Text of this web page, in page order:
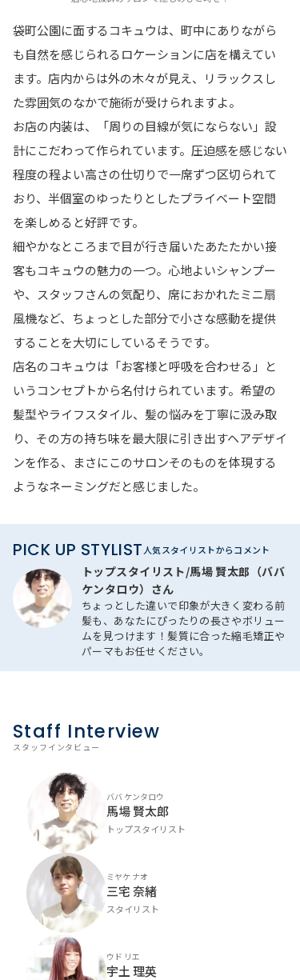
袋町公園に面するコキュウは、町中にありながら
も自然を感じられるロケーションに店を構えてい
ます。店内からは外の木々が見え、リラックスし
た雰囲気のなかで施術が受けられますよ。
お店の内装は、「周りの目線が気にならない」設
計にこだわって作られています。圧迫感を感じない
程度の程よい高さの仕切りで一席ずつ区切られて
おり、半個室のゆったりとしたプライベート空間
を楽しめると好評です。
細やかなところまで目が行き届いたあたたかい接
客もコキュウの魅力の一つ。心地よいシャンプー
や、スタッフさんの気配り、席におかれたミニ扇
風機など、ちょっとした部分で小さな感動を提供
することを大切にしているそうです。
店名のコキュウは「お客様と呼吸を合わせる」と
いうコンセプトから名付けられています。希望の
髪型やライフスタイル、髪の悩みを丁寧に汲み取
り、その方の持ち味を最大限に引き出すヘアデザイ
ンを作る、まさにこのサロンそのものを体現する
ようなネーミングだと感じました。
PICK UP STYLIST 人気スタイリストからコメント
トップスタイリスト/馬場 賢太郎（ババ
ケンタロウ）さん
ちょっとした違いで印象が大きく変わる前
髪も、あなたにぴったりの長さやボリュー
ムを見つけます！髪質に合った縮毛矯正や
パーマもお任せください。
Staff Interview
スタッフインタビュー
ババ ケンタロウ
馬場 賢太郎
トップスタイリスト
ミヤケ ナオ
三宅 奈緒
スタイリスト
ウド リエ
宇土 理英